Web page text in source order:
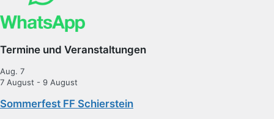
Termine und Veranstaltungen
Aug. 7
7 August - 9 August
Sommerfest FF Schierstein